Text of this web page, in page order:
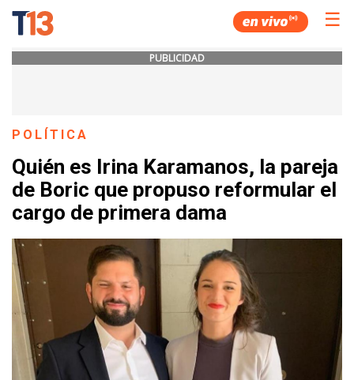
☰
PUBLICIDAD
POLÍTICA
Quién es Irina Karamanos, la pareja
de Boric que propuso reformular el
cargo de primera dama